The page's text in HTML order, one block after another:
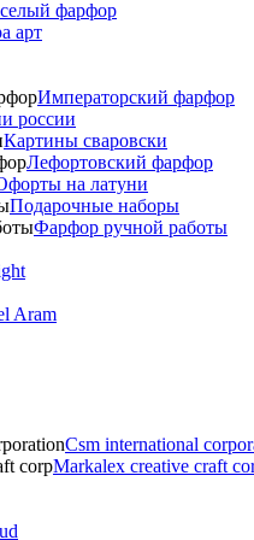
фарфор
арт
Императорский фарфор
россии
Картины сваровски
Лефортовский фарфор
на латуни
Подарочные наборы
Фарфор ручной работы
Aram
Csm international
Markalex creative craft